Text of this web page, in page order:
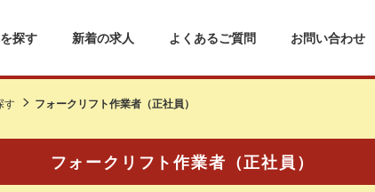
探す 新着の求人 よくあるご質問 お問い合わせ
す フォークリフト作業者（正社員）
フォークリフト作業者（正社員）